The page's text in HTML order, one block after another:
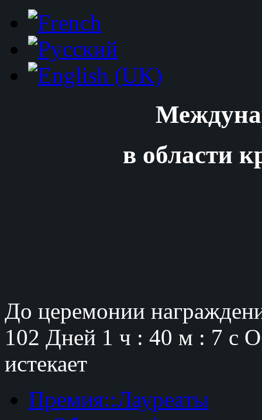
в области
До церемонии
102 Дней 1 ч : 40 м : 6 с
истекает
Премия::Лауреаты